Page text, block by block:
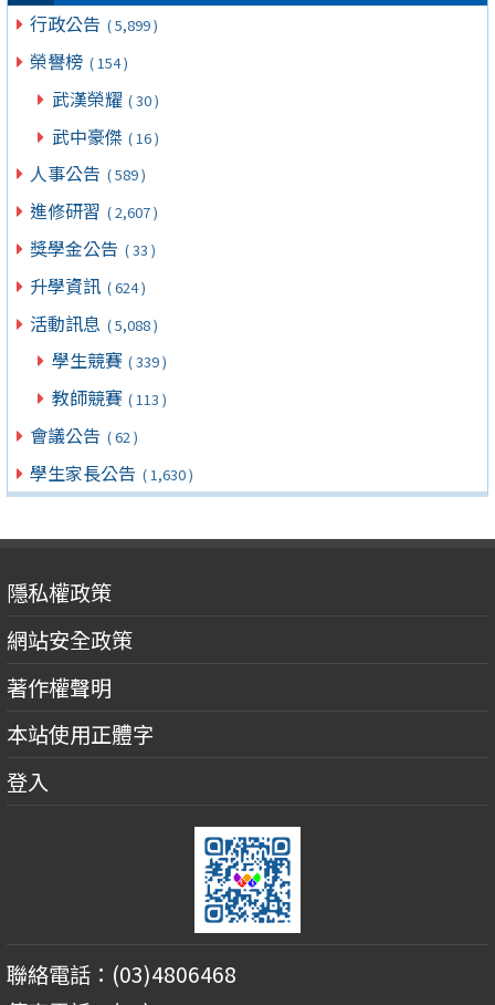
行政公告 ( 5,899 )
榮譽榜 ( 154 )
武漢榮耀 ( 30 )
武中豪傑 ( 16 )
人事公告 ( 589 )
進修研習 ( 2,607 )
獎學金公告 ( 33 )
升學資訊 ( 624 )
活動訊息 ( 5,088 )
學生競賽 ( 339 )
教師競賽 ( 113 )
會議公告 ( 62 )
學生家長公告 ( 1,630 )
隱私權政策
網站安全政策
著作權聲明
本站使用正體字
登入
聯絡電話：(03)4806468